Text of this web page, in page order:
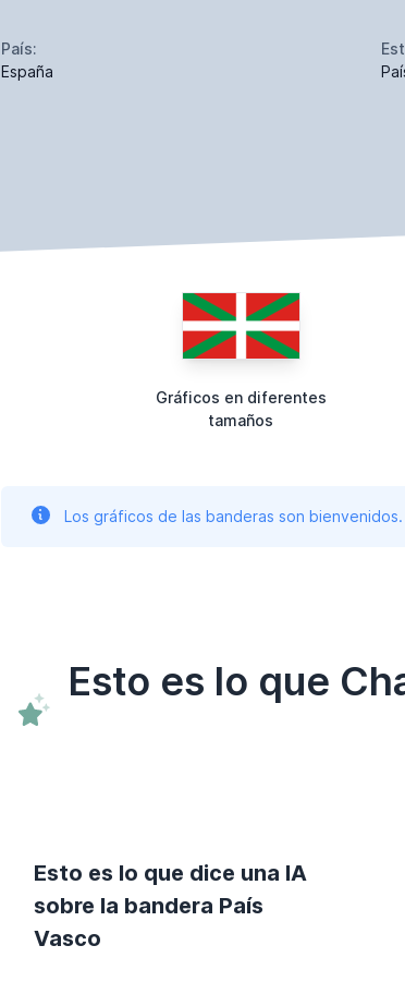
País:
España
Gráficos en diferentes
tamaños
Los gráficos de las banderas son
Esto es lo que
Esto es lo que dice una IA
sobre la bandera País
Vasco